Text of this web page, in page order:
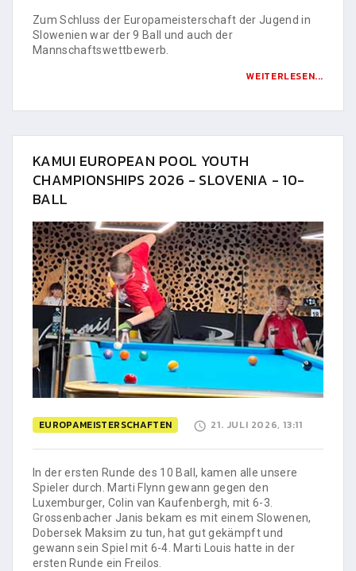
Zum Schluss der Europameisterschaft der Jugend in
Slowenien war der 9 Ball und auch der
Mannschaftswettbewerb.
WEITERLESEN...
KAMUI EUROPEAN POOL YOUTH
CHAMPIONSHIPS 2026 - SLOVENIA - 10-
BALL
EUROPAMEISTERSCHAFTEN 21. JULI 2026, 13:11
In der ersten Runde des 10 Ball, kamen alle unsere
Spieler durch. Marti Flynn gewann gegen den
Luxemburger, Colin van Kaufenbergh, mit 6-3.
Grossenbacher Janis bekam es mit einem Slowenen,
Dobersek Maksim zu tun, hat gut gekämpft und
gewann sein Spiel mit 6-4. Marti Louis hatte in der
ersten Runde ein Freilos.